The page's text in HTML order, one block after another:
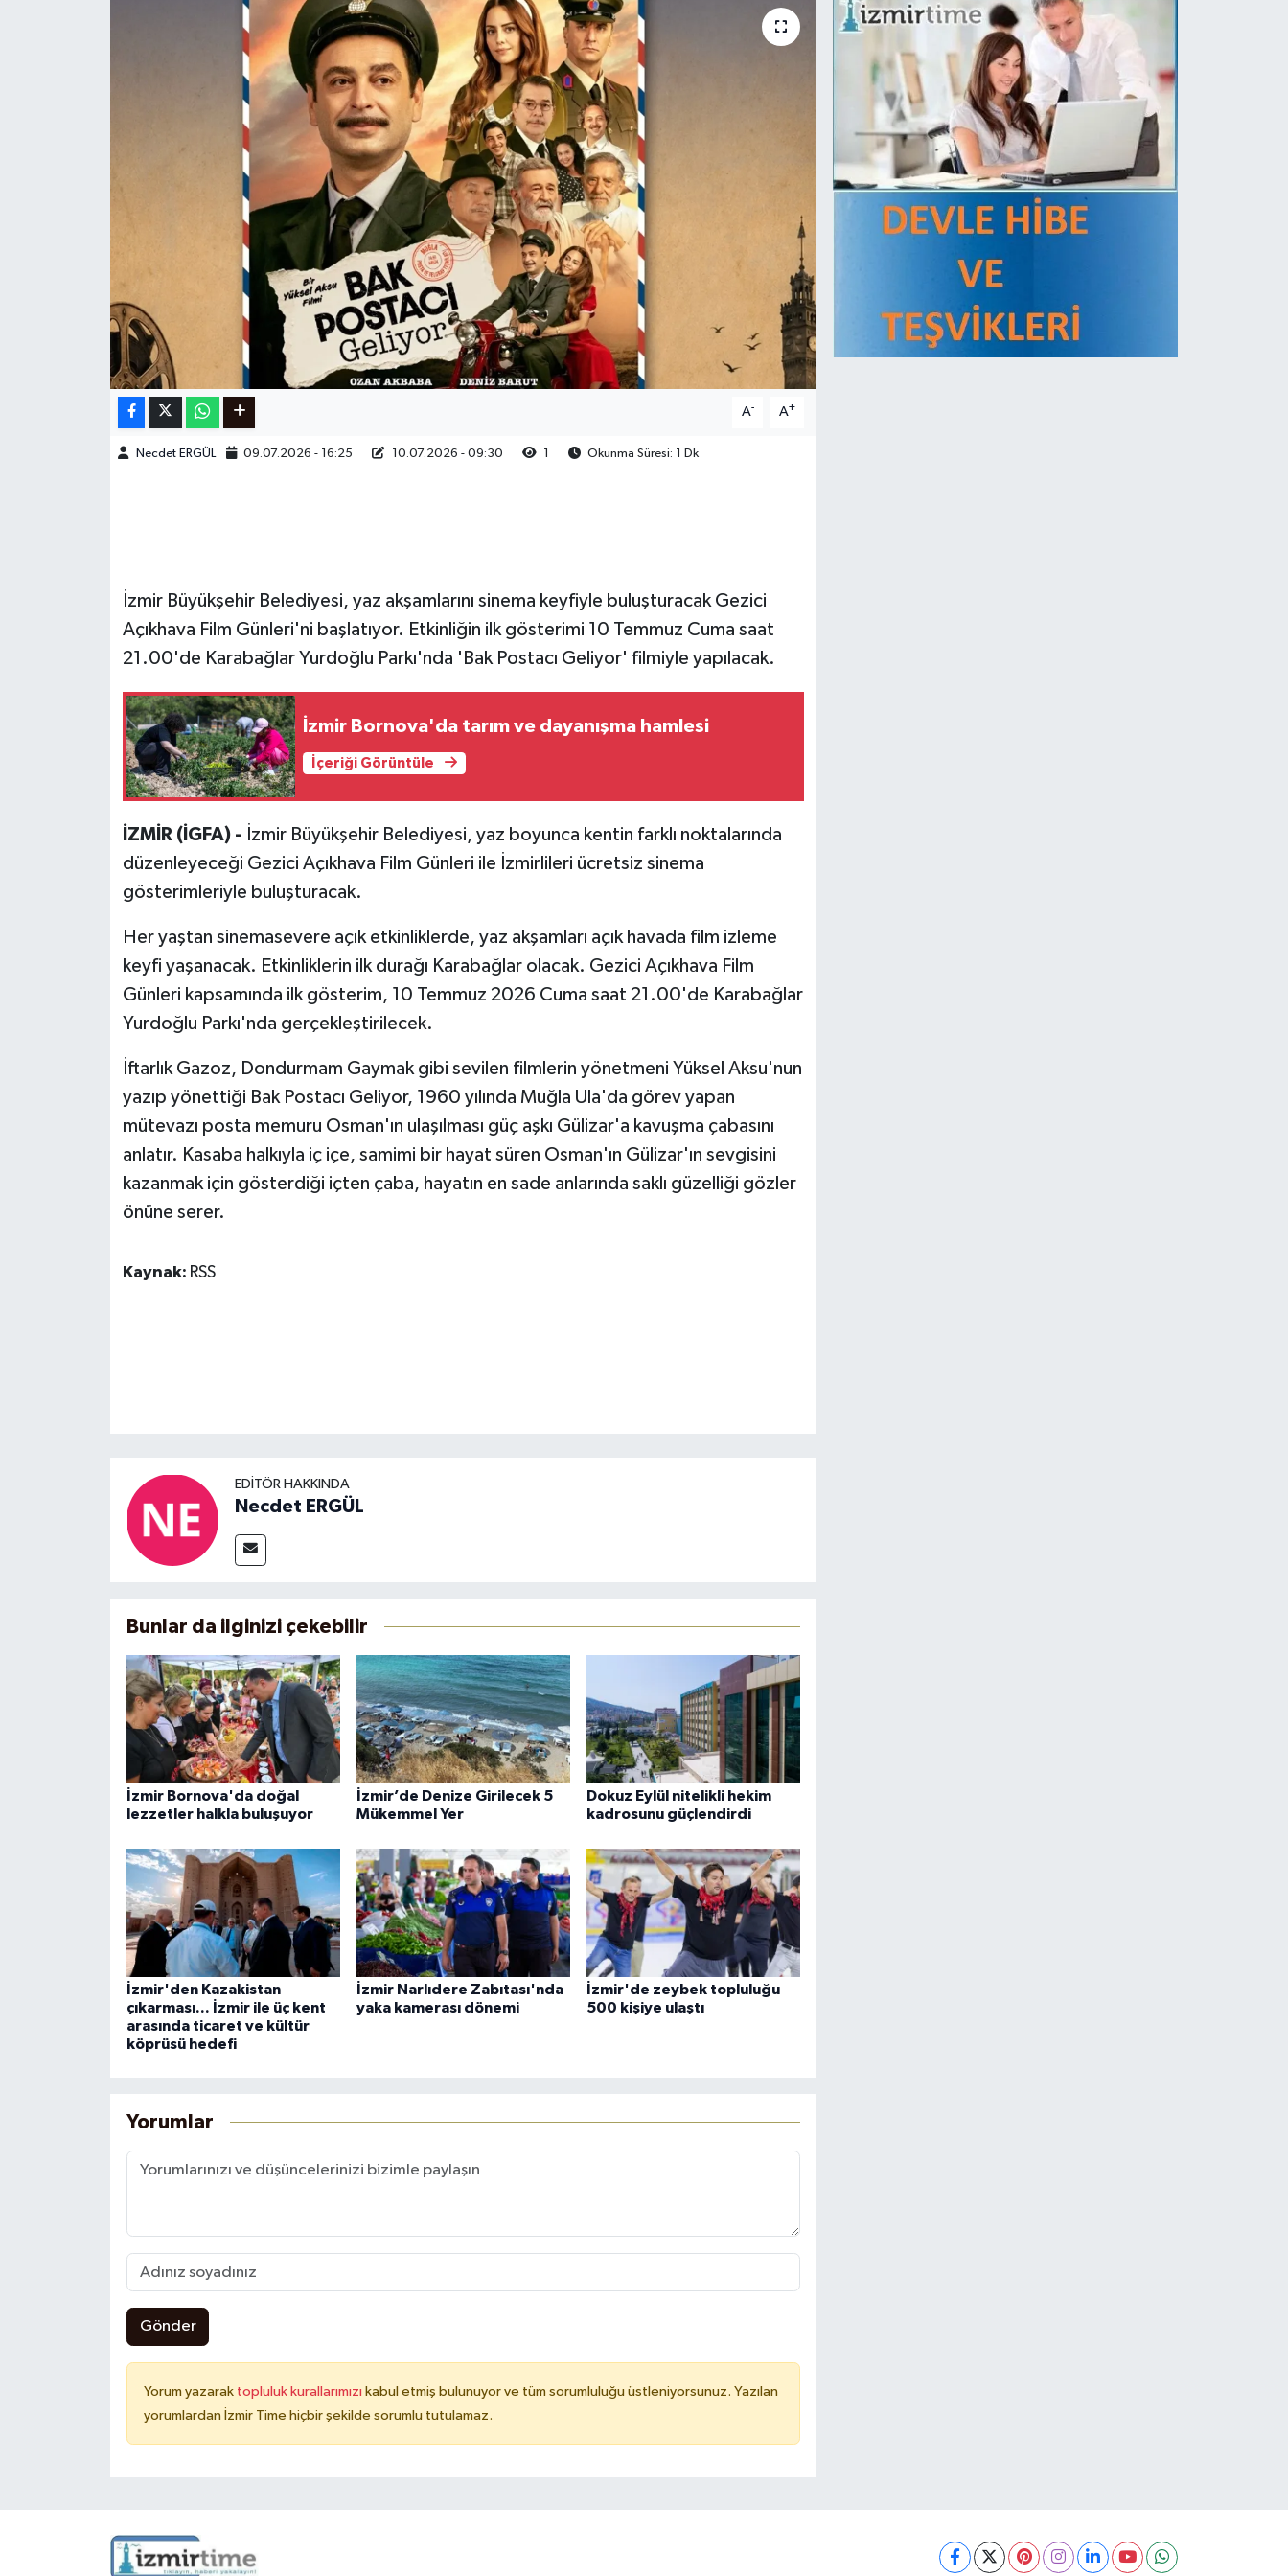
A- A+
Necdet ERGÜL 09.07.2026 - 16:25 10.07.2026 - 09:30 1 Okunma Süresi: 1 Dk
İzmir Büyükşehir Belediyesi, yaz akşamlarını sinema keyfiyle buluşturacak Gezici
Açıkhava Film Günleri'ni başlatıyor. Etkinliğin ilk gösterimi 10 Temmuz Cuma saat
21.00'de Karabağlar Yurdoğlu Parkı'nda 'Bak Postacı Geliyor' filmiyle yapılacak.
İzmir Bornova'da tarım ve dayanışma hamlesi
İçeriği Görüntüle
İZMİR (İGFA) - İzmir Büyükşehir Belediyesi, yaz boyunca kentin farklı noktalarında
düzenleyeceği Gezici Açıkhava Film Günleri ile İzmirlileri ücretsiz sinema
gösterimleriyle buluşturacak.
Her yaştan sinemasevere açık etkinliklerde, yaz akşamları açık havada film izleme
keyfi yaşanacak. Etkinliklerin ilk durağı Karabağlar olacak. Gezici Açıkhava Film
Günleri kapsamında ilk gösterim, 10 Temmuz 2026 Cuma saat 21.00'de Karabağlar
Yurdoğlu Parkı'nda gerçekleştirilecek.
İftarlık Gazoz, Dondurmam Gaymak gibi sevilen filmlerin yönetmeni Yüksel Aksu'nun
yazıp yönettiği Bak Postacı Geliyor, 1960 yılında Muğla Ula'da görev yapan
mütevazı posta memuru Osman'ın ulaşılması güç aşkı Gülizar'a kavuşma çabasını
anlatır. Kasaba halkıyla iç içe, samimi bir hayat süren Osman'ın Gülizar'ın sevgisini
kazanmak için gösterdiği içten çaba, hayatın en sade anlarında saklı güzelliği gözler
önüne serer.
Kaynak: RSS
EDITÖR HAKKINDA
Necdet ERGÜL
Bunlar da ilginizi çekebilir
İzmir Bornova'da doğal
lezzetler halkla buluşuyor
İzmir’de Denize Girilecek 5
Mükemmel Yer
Dokuz Eylül nitelikli hekim
kadrosunu güçlendirdi
İzmir'den Kazakistan
çıkarması... İzmir ile üç kent
arasında ticaret ve kültür
köprüsü hedefi
İzmir Narlıdere Zabıtası'nda
yaka kamerası dönemi
İzmir'de zeybek topluluğu
500 kişiye ulaştı
Yorumlar
Gönder
Yorum yazarak topluluk kurallarımızı kabul etmiş bulunuyor ve tüm sorumluluğu üstleniyorsunuz. Yazılan
yorumlardan İzmir Time hiçbir şekilde sorumlu tutulamaz.